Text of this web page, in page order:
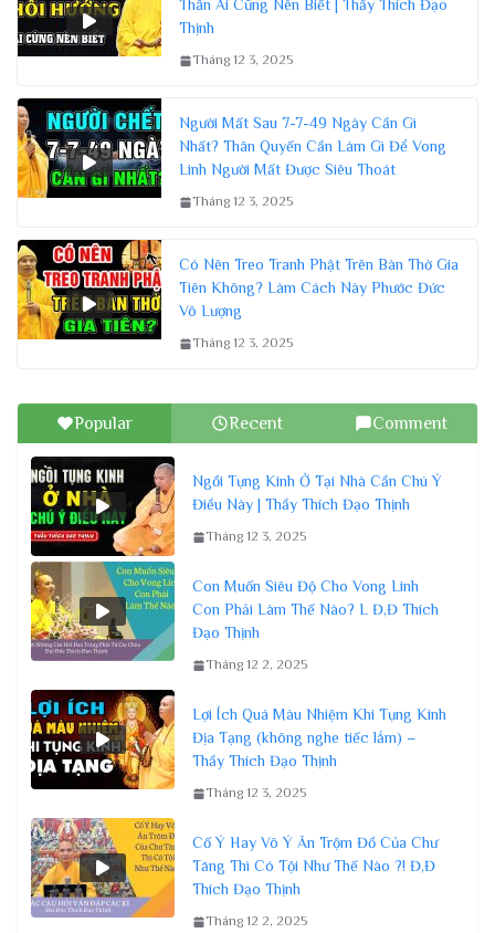
Thân Ai Cũng Nên Biết | Thầy Thích Đạo
Thịnh
Tháng 12 3, 2025
Người Mất Sau 7-7-49 Ngày Cần Gì
Nhất? Thân Quyến Cần Làm Gì Để Vong
Linh Người Mất Được Siêu Thoát
Tháng 12 3, 2025
Có Nên Treo Tranh Phật Trên Bàn Thờ Gia
Tiên Không? Làm Cách Này Phước Đức
Vô Lượng
Tháng 12 3, 2025
Popular Recent Comment
Ngồi Tụng Kinh Ở Tại Nhà Cần Chú Ý
Điều Này | Thầy Thích Đạo Thịnh
Tháng 12 3, 2025
Con Muốn Siêu Độ Cho Vong Linh
Con Phải Làm Thế Nào? L Đ,Đ Thích
Đạo Thịnh
Tháng 12 2, 2025
Lợi Ích Quá Màu Nhiệm Khi Tụng Kinh
Địa Tạng (không nghe tiếc lắm) –
Thầy Thích Đạo Thịnh
Tháng 12 3, 2025
Cố Ý Hay Vô Ý Ăn Trộm Đồ Của Chư
Tăng Thì Có Tội Như Thế Nào ?! Đ,Đ
Thích Đạo Thịnh
Tháng 12 2, 2025